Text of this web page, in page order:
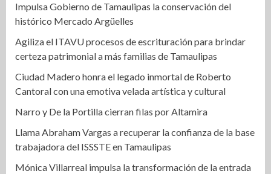
Impulsa Gobierno de Tamaulipas la conservación del
histórico Mercado Argüelles
Agiliza el ITAVU procesos de escrituración para brindar
certeza patrimonial a más familias de Tamaulipas
Ciudad Madero honra el legado inmortal de Roberto
Cantoral con una emotiva velada artística y cultural
Narro y De la Portilla cierran filas por Altamira
Llama Abraham Vargas a recuperar la confianza de la base
trabajadora del ISSSTE en Tamaulipas
Mónica Villarreal impulsa la transformación de la entrada